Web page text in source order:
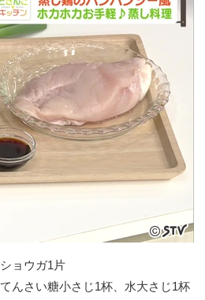
ョウガ1片
んさい糖小さじ1杯、水大さじ1杯